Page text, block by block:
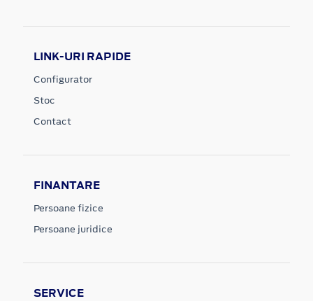
LINK-URI RAPIDE
Configurator
Stoc
Contact
FINANTARE
Persoane fizice
Persoane juridice
SERVICE